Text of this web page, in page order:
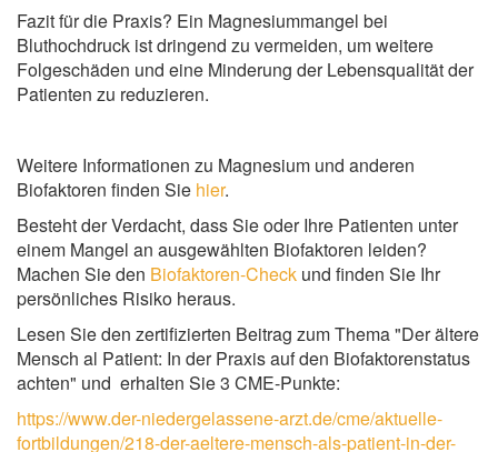
Fazit für die Praxis? Ein Magnesiummangel bei
Bluthochdruck ist dringend zu vermeiden, um weitere
Folgeschäden und eine Minderung der Lebensqualität der
Patienten zu reduzieren.
Weitere Informationen zu Magnesium und anderen
Biofaktoren finden Sie hier.
Besteht der Verdacht, dass Sie oder Ihre Patienten unter
einem Mangel an ausgewählten Biofaktoren leiden?
Machen Sie den Biofaktoren-Check und finden Sie Ihr
persönliches Risiko heraus.
Lesen Sie den zertifizierten Beitrag zum Thema "Der ältere
Mensch al Patient: In der Praxis auf den Biofaktorenstatus
achten" und erhalten Sie 3 CME-Punkte:
https://www.der-niedergelassene-arzt.de/cme/aktuelle-
fortbildungen/218-der-aeltere-mensch-als-patient-in-der-